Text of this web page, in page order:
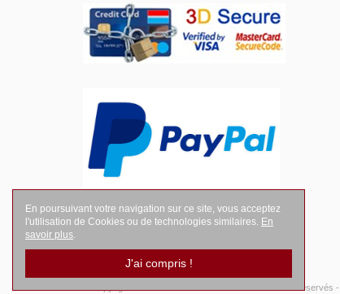
- Tous droits réservés -
En poursuivant votre navigation sur ce site, vous acceptez
l'utilisation de Cookies ou de technologies similaires. En
savoir plus
J'ai compris !